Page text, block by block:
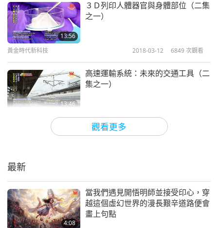
觀看更多
13:56
３Ｄ列印人體器官與身體部位（二集
之一）
黃金時代新科技 2018-03-12 6849 次觀看
13:46
高速運輸系統：未來的交通工具（二
集之一）
2018-02-26
診斷與治療癌症的音波法
最新
4:08
當我們遇見開悟明師並接受印心，穿
越這個虛幻世界的漫長艱辛道路便會
畫上句點